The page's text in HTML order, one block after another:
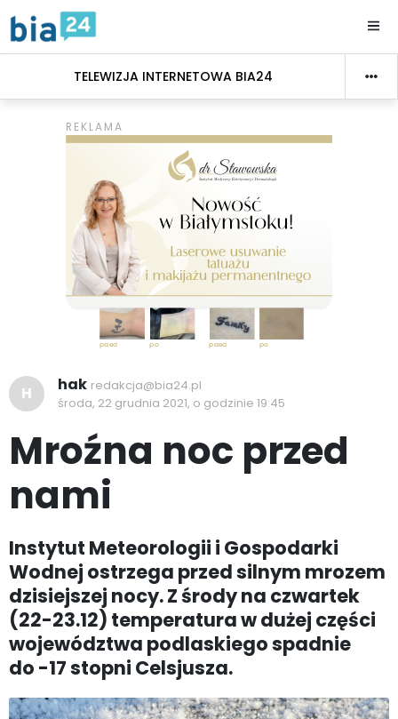
TELEWIZJA INTERNETOWA BIA24
H hak redakcja@bia24.pl
środa, 22 grudnia 2021, o godzinie 19:45
Mroźna noc przed
nami
Instytut Meteorologii i Gospodarki
Wodnej ostrzega przed silnym mrozem
dzisiejszej nocy. Z środy na czwartek
(22-23.12) temperatura w dużej części
województwa podlaskiego spadnie
do -17 stopni Celsjusza.